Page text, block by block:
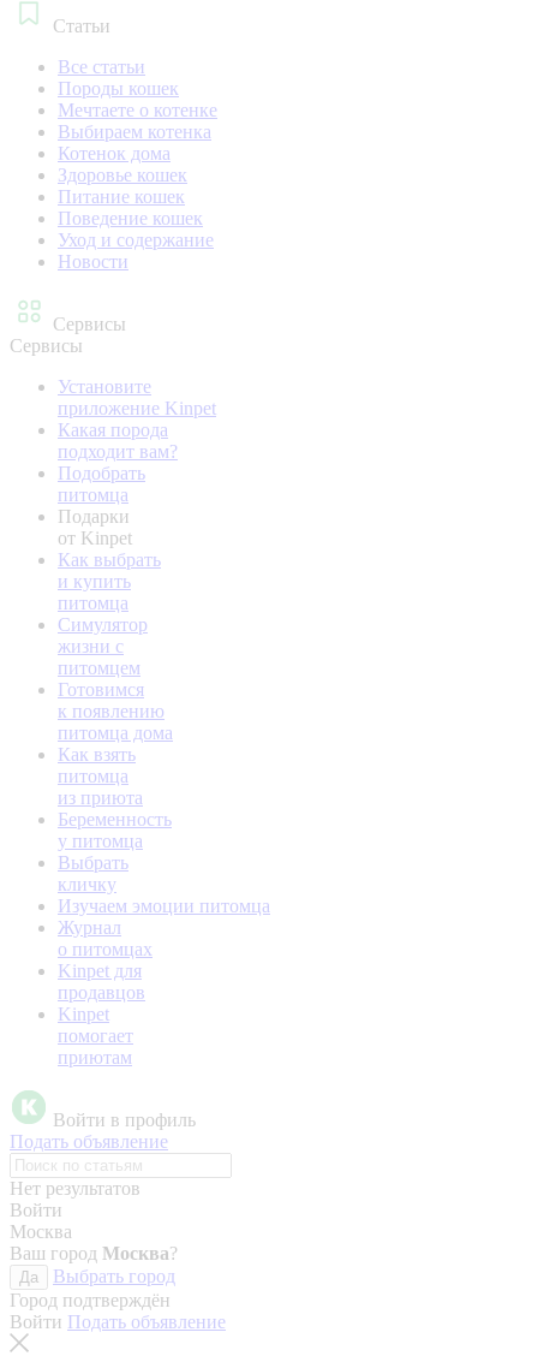
Статьи
Все статьи
Породы кошек
Мечтаете о котенке
Выбираем котенка
Котенок дома
Здоровье кошек
Питание кошек
Поведение кошек
Уход и содержание
Новости
Сервисы
Сервисы
Установите
приложение Kinpet
Какая порода
подходит вам?
Подобрать
питомца
Подарки
от Kinpet
Как выбрать
и купить
питомца
Симулятор
жизни с
питомцем
Готовимся
к появлению
питомца дома
Как взять
питомца
из приюта
Беременность
у питомца
Выбрать
кличку
Изучаем эмоции питомца
Журнал
о питомцах
Kinpet для
продавцов
Kinpet
помогает
приютам
Войти в профиль
Подать объявление
Нет результатов
Войти
Москва
Ваш город Москва?
Да
Выбрать город
Город подтверждён
Войти Подать объявление